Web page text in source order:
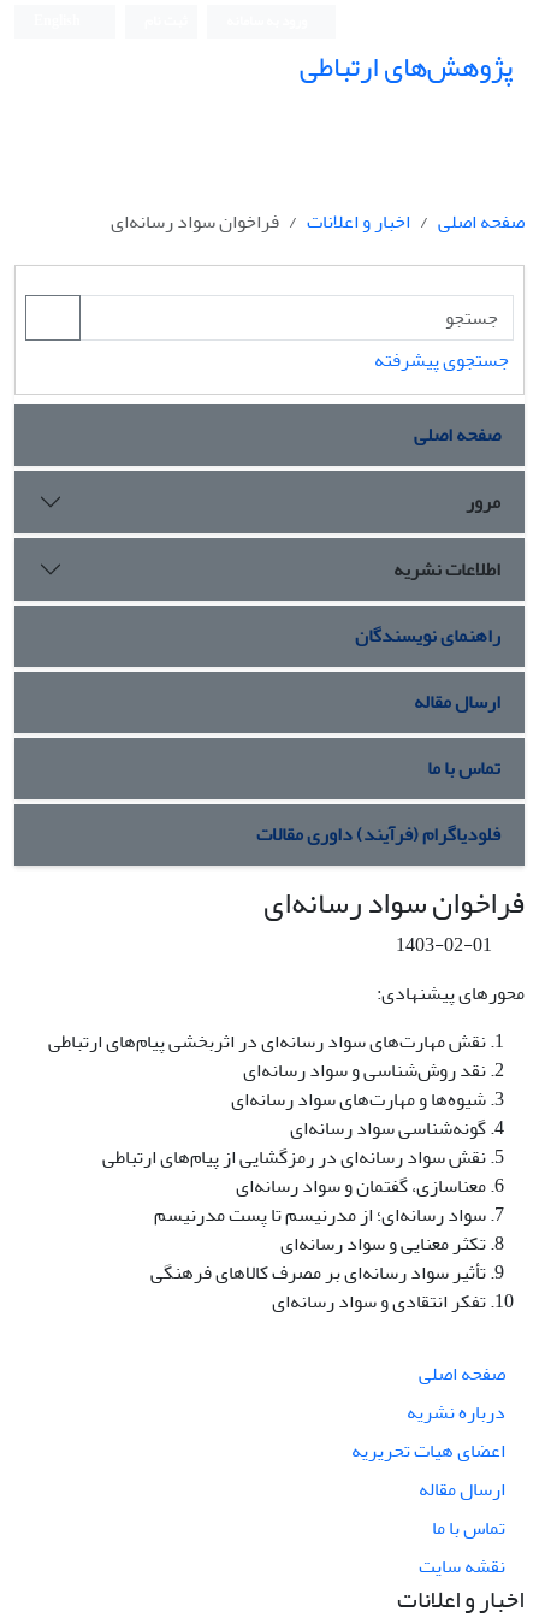
پژوهش‌های ارتباطی
صفحه اصلی اخبار و اعلانات فراخوان سواد رسانه‌ای
جستجوی پیشرفته
صفحه اصلی
مرور
اطلاعات نشریه
راهنمای نویسندگان
ارسال مقاله
تماس با ما
فلودیاگرام (فرآیند) داوری مقالات
فراخوان سواد رسانه‌ای
1403-02-01
محورهای پیشنهادی:
نقش مهارت‌های سواد رسانه‌ای در اثربخشی پیام‌های ارتباطی
نقد روش‌شناسی و سواد رسانه‌ای
شیوه‌ها و مهارت‌های سواد رسانه‌ای
گونه‌شناسی سواد رسانه‌ای
نقش سواد رسانه‌ای در رمزگشایی از پیام‌های ارتباطی
معناسازی، گفتمان و سواد رسانه‌ای
سواد رسانه‌ای؛ از مدرنیسم تا پست مدرنیسم
تکثر معنایی و سواد رسانه‌ای
تأثیر سواد رسانه‌ای بر مصرف کالاهای فرهنگی
تفکر انتقادی و سواد رسانه‌ای
صفحه اصلی
درباره نشریه
اعضای هیات تحریریه
ارسال مقاله
تماس با ما
نقشه سایت
اخبار و اعلانات